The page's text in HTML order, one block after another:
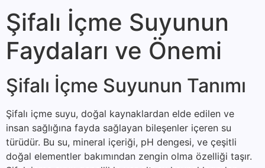
Şifalı İçme Suyunun
Faydaları ve Önemi
Şifalı İçme Suyunun Tanımı
Şifalı içme suyu, doğal kaynaklardan elde edilen ve
insan sağlığına fayda sağlayan bileşenler içeren su
türüdür. Bu su, mineral içeriği, pH dengesi, ve çeşitli
doğal elementler bakımından zengin olma özelliği taşır.